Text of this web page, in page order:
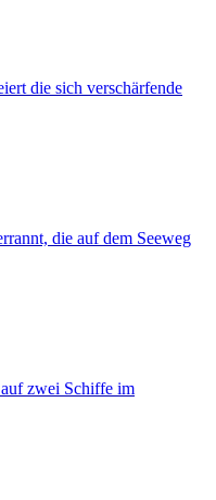
die sich verschärfende
die auf dem Seeweg
zwei Schiffe im